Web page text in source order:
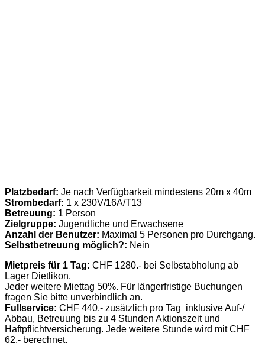
Platzbedarf: Je nach Verfügbarkeit mindestens 20m x 40m
Strombedarf: 1 x 230V/16A/T13
Betreuung: 1 Person
Zielgruppe: Jugendliche und Erwachsene
Anzahl der Benutzer: Maximal 5 Personen pro Durchgang.
Selbstbetreuung möglich?: Nein
Mietpreis für 1 Tag: CHF 1280.- bei Selbstabholung ab
Lager Dietlikon.
Jeder weitere Miettag 50%. Für längerfristige Buchungen
fragen Sie bitte unverbindlich an.
Fullservice: CHF 440.- zusätzlich pro Tag inklusive Auf-/
Abbau, Betreuung bis zu 4 Stunden Aktionszeit und
Haftpflichtversicherung. Jede weitere Stunde wird mit CHF
62.- berechnet.